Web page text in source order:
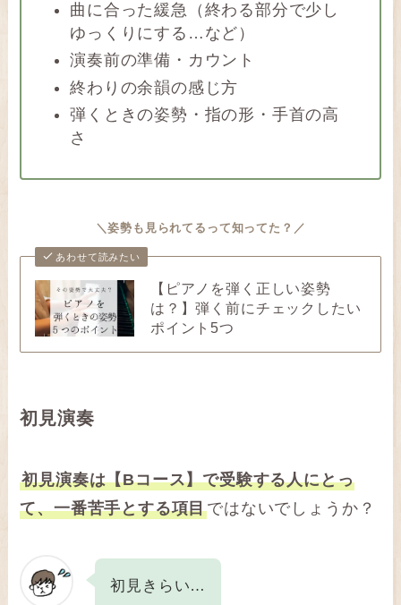
曲に合った緩急（終わる部分で少し
ゆっくりにする…など）
演奏前の準備・カウント
終わりの余韻の感じ方
弾くときの姿勢・指の形・手首の高
さ
＼姿勢も見られてるって知ってた？／
あわせて読みたい
【ピアノを弾く正しい姿勢
は？】弾く前にチェックしたい
ポイント5つ
初見演奏
初見演奏は【Bコース】で受験する人にとっ
て、一番苦手とする項目ではないでしょうか？
初見きらい…